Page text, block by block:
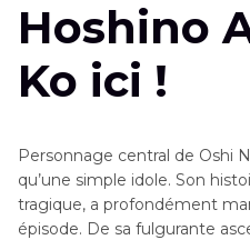
Hoshino
Ko ici !
Personnage central de Oshi
qu’une simple idole. Son
tragique, a profondément
épisode. De sa fulgurante